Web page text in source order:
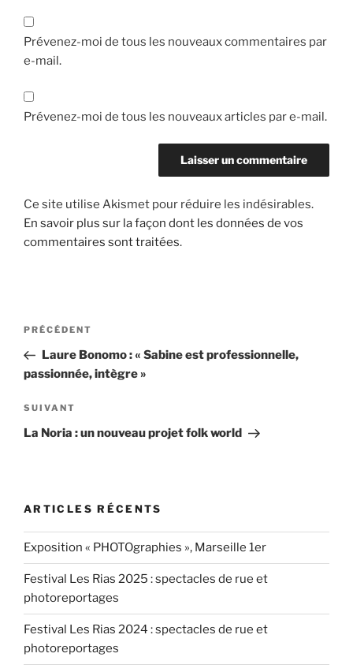
Prévenez-moi de tous les nouveaux commentaires par
e-mail.
Prévenez-moi de tous les nouveaux articles par e-mail.
Ce site utilise Akismet pour réduire les indésirables.
En savoir plus sur la façon dont les données de vos
commentaires sont traitées.
Navigation
l’article
Article
précédent
PRÉCÉDENT
Laure Bonomo : « Sabine est professionnelle,
passionnée, intègre »
Article
suivant
SUIVANT
La Noria : un nouveau projet folk world
ARTICLES RÉCENTS
Exposition « PHOTOgraphies », Marseille 1er
Festival Les Rias 2025 : spectacles de rue et
photoreportages
Festival Les Rias 2024 : spectacles de rue et
photoreportages